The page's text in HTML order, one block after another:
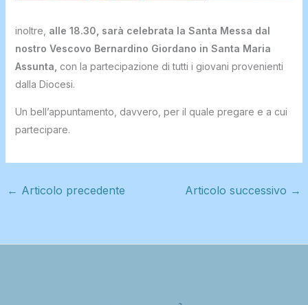
inoltre, alle 18.30, sarà celebrata la Santa Messa dal
nostro Vescovo Bernardino Giordano in Santa Maria
Assunta, con la partecipazione di tutti i giovani provenienti
dalla Diocesi.
Un bell’appuntamento, davvero, per il quale pregare e a cui
partecipare.
← Articolo precedente Articolo successivo →